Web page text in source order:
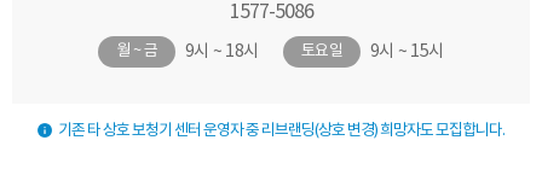
1577-5086
월 ~ 금 9시 ~ 18시 토요일 9시 ~ 15시
기존 타 상호 보청기 센터 운영자 중 리브랜딩(상호 변경) 희망자도 모집합니다.